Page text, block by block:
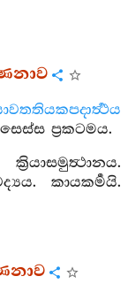
ප්‍රකටමය.
කායකර්‍මයි.